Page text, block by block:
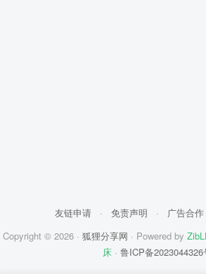
友链申请 · 免责声明 · 广告合作
Copyright © 2026 · 狐狸分享网 · Powered by
床 · 鲁ICP备2023044326